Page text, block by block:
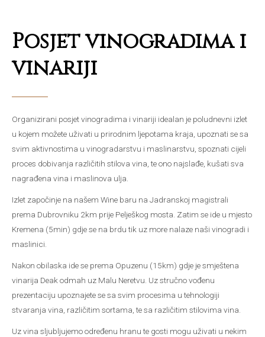
Posjet vinogradima i
vinariji
Organizirani posjet vinogradima i vinariji idealan je poludnevni izlet
u kojem možete uživati u prirodnim ljepotama kraja, upoznati se sa
svim aktivnostima u vinogradarstvu i maslinarstvu, spoznati cijeli
proces dobivanja različitih stilova vina, te ono najslađe, kušati sva
nagrađena vina i maslinova ulja.
Izlet započinje na našem Wine baru na Jadranskoj magistrali
prema Dubrovniku 2km prije Pelješkog mosta. Zatim se ide u mjesto
Kremena (5min) gdje se na brdu tik uz more nalaze naši vinogradi i
maslinici.
Nakon obilaska ide se prema Opuzenu (15km) gdje je smještena
vinarija Deak odmah uz Malu Neretvu. Uz stručno vođenu
prezentaciju upoznajete se sa svim procesima u tehnologiji
stvaranja vina, različitim sortama, te sa različitim stilovima vina.
Uz vina sljubljujemo određenu hranu te gosti mogu uživati u nekim